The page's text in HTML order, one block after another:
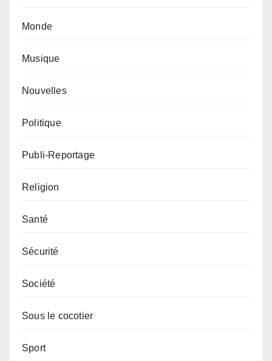
Monde
Musique
Nouvelles
Politique
Publi-Reportage
Religion
Santé
Sécurité
Société
Sous le cocotier
Sport